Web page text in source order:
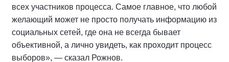
всех участников процесса. Самое главное, что любой
желающий может не просто получать информацию из
социальных сетей, где она не всегда бывает
объективной, а лично увидеть, как проходит процесс
выборов», — сказал Рожнов.